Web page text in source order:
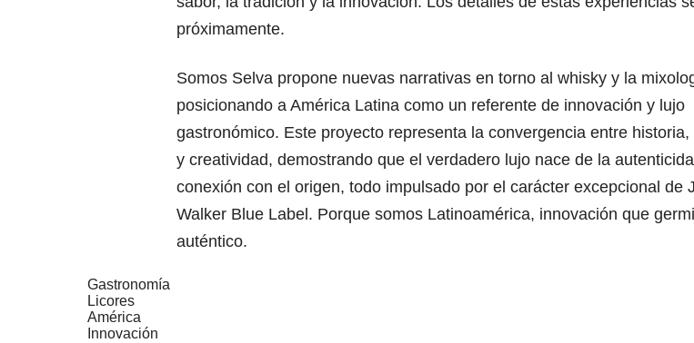
próximamente.
Somos Selva propone nuevas narrativas en torno al whisky y la
posicionando a América Latina como un referente de innovación y lujo
gastronómico. Este proyecto representa la convergencia entre historia,
y creatividad, demostrando que el verdadero lujo nace de la
conexión con el origen, todo impulsado por el carácter excepcional de
Walker Blue Label. Porque somos Latinoamérica, innovación que
auténtico.
Gastronomía
Licores
América
Innovación